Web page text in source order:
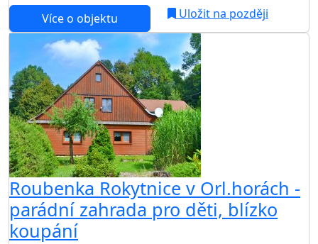
Více o objektu Uložit na později
Roubenka Rokytnice v Orl.horách -
parádní zahrada pro děti, blízko
koupání